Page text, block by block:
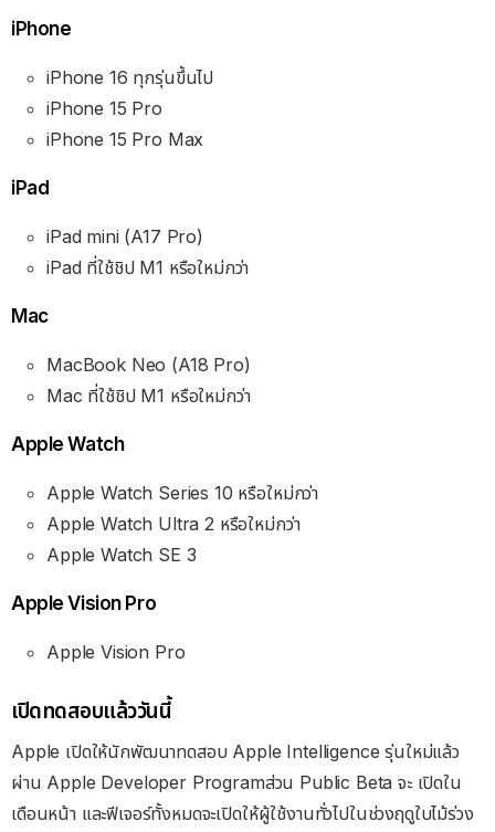
iPhone
iPhone 16 ทุกรุ่นขึ้นไป
iPhone 15 Pro
iPhone 15 Pro Max
iPad
iPad mini (A17 Pro)
iPad ที่ใช้ชิป M1 หรือใหม่กว่า
Mac
MacBook Neo (A18 Pro)
Mac ที่ใช้ชิป M1 หรือใหม่กว่า
Apple Watch
Apple Watch Series 10 หรือใหม่กว่า
Apple Watch Ultra 2 หรือใหม่กว่า
Apple Watch SE 3
Apple Vision Pro
Apple Vision Pro
เปิดทดสอบแล้ววันนี้
Apple เปิดให้นักพัฒนาทดสอบ Apple Intelligence รุ่นใหม่แล้ว
ผ่าน Apple Developer Programส่วน Public Beta จะ เปิดใน
เดือนหน้า และฟีเจอร์ทั้งหมดจะเปิดให้ผู้ใช้งานทั่วไปในช่วงฤดูใบไม้ร่วง